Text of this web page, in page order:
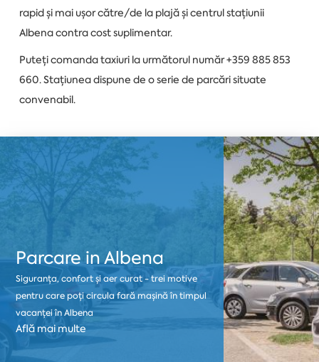
rapid și mai ușor către/de la plajă și centrul stațiunii
Albena contra cost suplimentar.
Puteți comanda taxiuri la următorul număr +359 885 853
660. Stațiunea dispune de o serie de parcări situate
convenabil.
Parcare in Albena
Siguranța, confort și aer curat - trei motive
pentru care poți circula fară mașină în timpul
vacanței în Albena
Află mai multe